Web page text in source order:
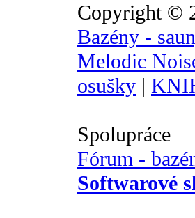
Copyright ©
Bazény -
Melodic
osušky |
Spolupráce
Fórum -
Softwarové